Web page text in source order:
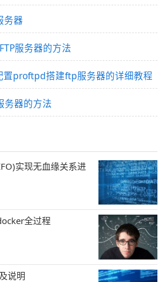
务器
服务器的方法
置proftpd搭建ftp服务器的详细教程
务器的方法
实现无血缘关系进
全过程
说明